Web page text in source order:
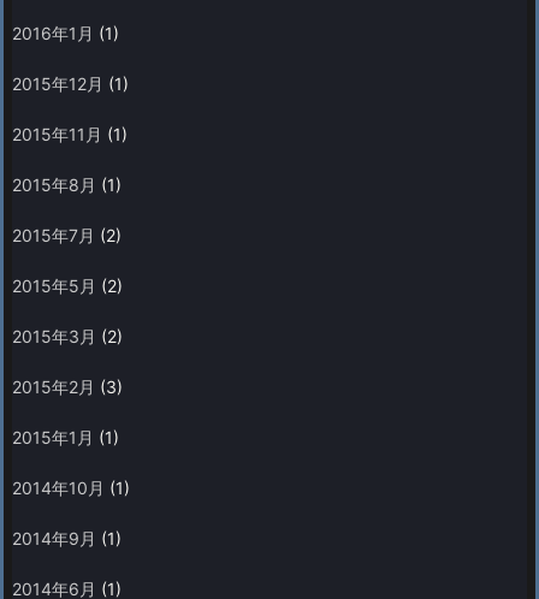
2016年1月 (1)
2015年12月 (1)
2015年11月 (1)
2015年8月 (1)
2015年7月 (2)
2015年5月 (2)
2015年3月 (2)
2015年2月 (3)
2015年1月 (1)
2014年10月 (1)
2014年9月 (1)
2014年6月 (1)